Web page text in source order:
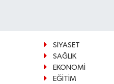
SİYASET
SAĞLIK
EKONOMİ
EĞİTİM